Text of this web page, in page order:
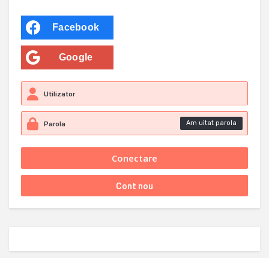
Facebook
Google
Am uitat parola